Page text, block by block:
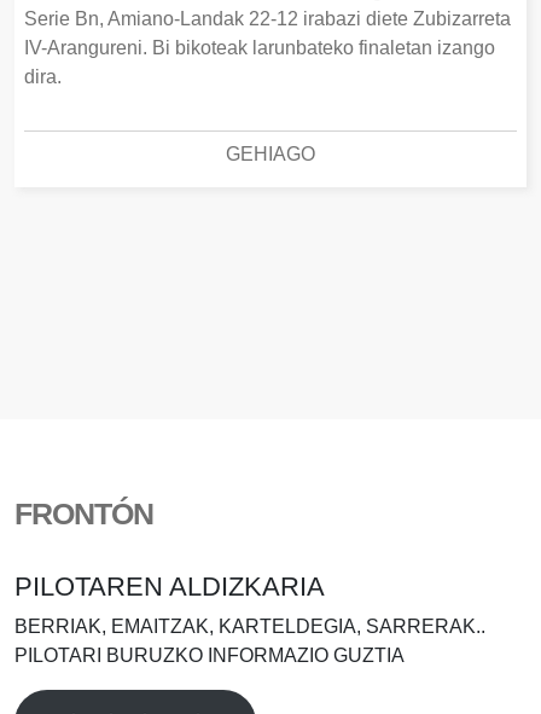
Serie Bn, Amiano-Landak 22-12 irabazi diete Zubizarreta
IV-Arangureni. Bi bikoteak larunbateko finaletan izango
dira.
GEHIAGO
FRONTÓN
PILOTAREN ALDIZKARIA
BERRIAK, EMAITZAK, KARTELDEGIA, SARRERAK..
PILOTARI BURUZKO INFORMAZIO GUZTIA